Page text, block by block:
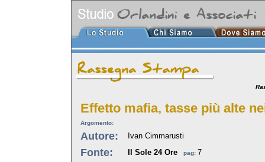
Effetto mafia, tasse più alte
Argomento:
Autore: Ivan Cimmarusti
Fonte: Il Sole 24 Ore pag: 7